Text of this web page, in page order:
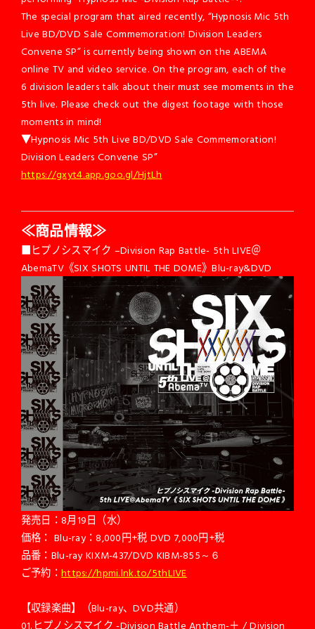
The special program that aired recently, “Hypnosis Mic 5th
Live BD/DVD Sale Commemoration! Division Leaders
Convene SP” is currently being shown on the ABEMA
online TV and video service. On the program, each of the
6 division leaders talk about their must see moments in the
5th live. Please check out the digest footage with those
moments in mind!
▼Hypnosis Mic 5th Live BD/DVD Sale Commemoration!
Division Leaders Convene SP”
https://gxyt4.app.goo.gl/HjtLh
≪商品情報≫
■ヒプノシスマイク –Division Rap Battle- 5th LIVE＠
AbemaTV《SIX SHOTS UNTIL THE DOME》Blu-ray&DVD
発売日：8月19日（水）
価格： Blu-ray：8,000円+税 DVD 7,000円+税
品番：Blu-ray KIXM-437/DVD KIBM-855～６
ご予約：https://hpmi.lnk.to/5thLIVE
【収録楽曲】（Blu-ray、DVD共通）
01.ヒプノシスマイク -Division Battle Anthem-＋ / Division